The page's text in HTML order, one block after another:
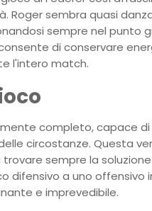
Roger sembra quasi
sempre nel punto
di conservare
l'intero match.
completo, capace
circostanze. Questa
sempre la
difensivo a uno
e imprevedibile.